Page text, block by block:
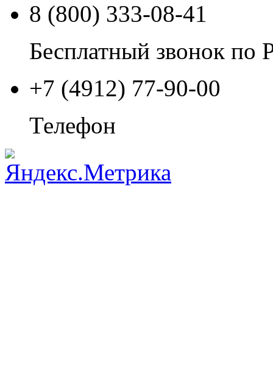
8 (800) 333-08-41
Бесплатный звонок по
+7 (4912) 77-90-00
Телефон